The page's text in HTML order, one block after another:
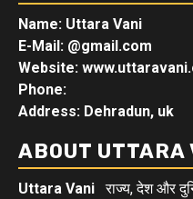
Name: Uttara Vani
E-Mail: @gmail.com
Website:
Phone:
Address: Dehradun, uk
ABOUT UTTARA
Uttara Vani राज्य, देश और